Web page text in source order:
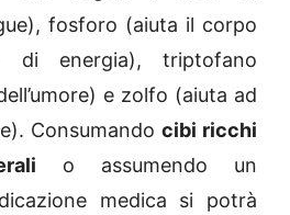
fosforo (aiuta il corpo
di energia), triptofano
e zolfo (aiuta ad
Consumando cibi ricchi
o assumendo un
medica si potrà